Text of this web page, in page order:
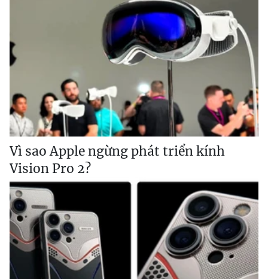
Vì sao Apple ngừng phát triển kính
Vision Pro 2?